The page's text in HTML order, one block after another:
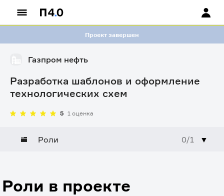
Проект завершен
Газпром нефть
Разработка шаблонов и оформление
технологических схем
5 1 оценка
Роли 0/1 ▼
Роли в проекте